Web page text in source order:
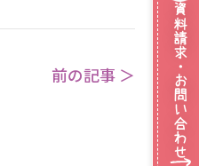
資料請求・お問い合わせ
前の記事 ＞